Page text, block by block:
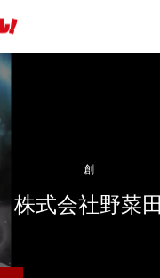
創
株式会社野菜田